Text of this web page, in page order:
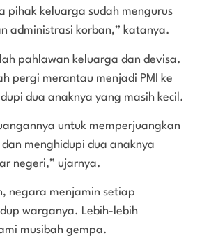
pihak keluarga sudah mengurus
administrasi korban,” katanya.
pahlawan keluarga dan devisa.
pergi merantau menjadi PMI ke
dua anaknya yang masih kecil.
untuk memperjuangkan
menghidupi dua anaknya
negeri,” ujarnya.
negara menjamin setiap
warganya. Lebih-lebih
musibah gempa.